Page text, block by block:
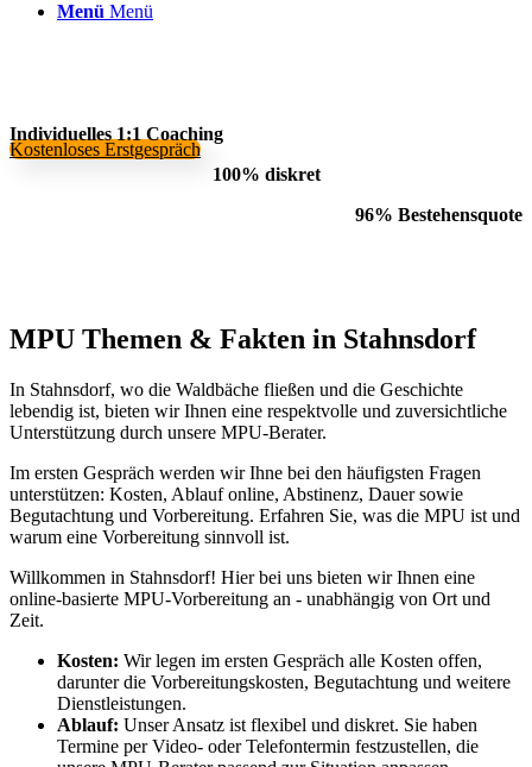
Menü Menü
Kostenloses Erstgespräch
Individuelles 1:1 Coaching
100% diskret
96% Bestehensquote
MPU Themen & Fakten in Stahnsdorf
In Stahnsdorf, wo die Waldbäche fließen und die Geschichte
lebendig ist, bieten wir Ihnen eine respektvolle und zuversichtliche
Unterstützung durch unsere MPU-Berater.
Im ersten Gespräch werden wir Ihne bei den häufigsten Fragen
unterstützen: Kosten, Ablauf online, Abstinenz, Dauer sowie
Begutachtung und Vorbereitung. Erfahren Sie, was die MPU ist und
warum eine Vorbereitung sinnvoll ist.
Willkommen in Stahnsdorf! Hier bei uns bieten wir Ihnen eine
online-basierte MPU-Vorbereitung an - unabhängig von Ort und
Zeit.
Kosten: Wir legen im ersten Gespräch alle Kosten offen,
darunter die Vorbereitungskosten, Begutachtung und weitere
Dienstleistungen.
Ablauf: Unser Ansatz ist flexibel und diskret. Sie haben
Termine per Video- oder Telefontermin festzustellen, die